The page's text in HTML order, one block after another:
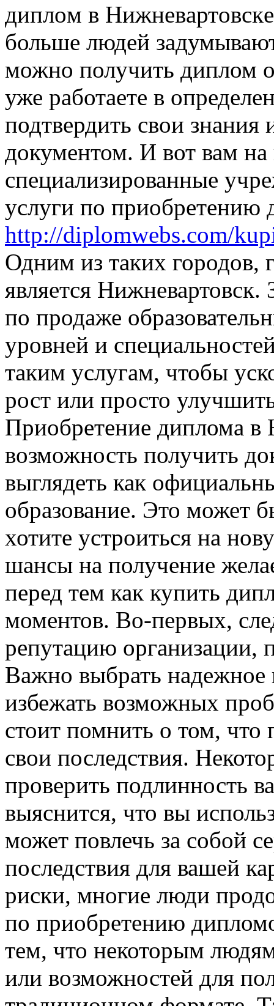
диплoм в
больше людей
можно получить диплом
уже работаете в
подтвердить свои
документом. И вот вам
специализированные
услуги по приобретению
http://diplomwebs.com/
Одним из таких городов,
является
по продаже
уровней и
таким услугам, чтобы
рост или просто
Приобретение диплома в
возможность получить
выглядеть как
образование. Это может
хотите устроиться на
шансы на получение
перед тем как купить
моментов. Во-первых,
репутацию организации,
Важно выбрать надежное
избежать возможных
стоит помнить о том,
свои последствия.
проверить подлинность
выяснится, что вы
может повлечь за собой
последствия для вашей
риски, многие люди
по приобретению
тем, что некоторым
или возможностей для